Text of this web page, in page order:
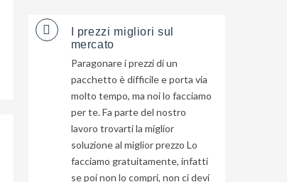
I prezzi migliori sul
mercato
Paragonare i prezzi di un
pacchetto è difficile e porta via
molto tempo, ma noi lo facciamo
per te. Fa parte del nostro
lavoro trovarti la miglior
soluzione al miglior prezzo Lo
facciamo gratuitamente, infatti
se poi non lo compri, non ci devi